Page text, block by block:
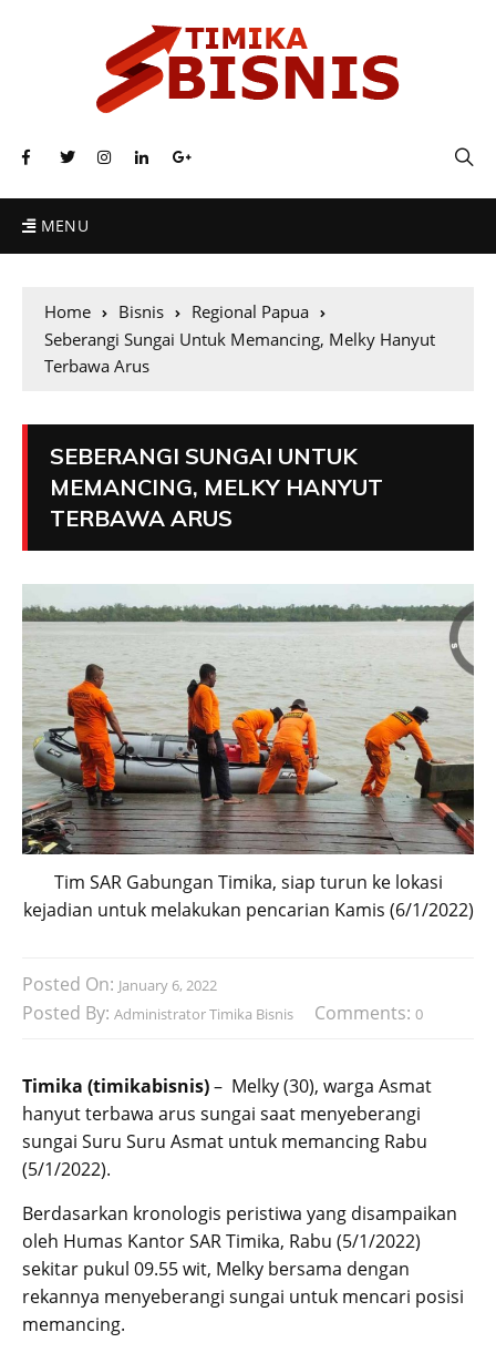
MENU
Home Bisnis
Regional Papua
Seberangi Sungai Untuk Memancing, Melky Hanyut
Terbawa Arus
SEBERANGI SUNGAI UNTUK
MEMANCING, MELKY HANYUT
TERBAWA ARUS
Tim SAR Gabungan Timika, siap turun ke lokasi
kejadian untuk melakukan pencarian Kamis (6/1/2022)
Posted On: January 6, 2022
Posted By: Administrator Timika Bisnis Comments: 0
Timika (timikabisnis)– Melky (30), warga Asmat
hanyut terbawa arus sungai saat menyeberangi
sungai Suru Suru Asmat untuk memancing Rabu
(5/1/2022).
Berdasarkan kronologis peristiwa yang disampaikan
oleh Humas Kantor SAR Timika, Rabu (5/1/2022)
sekitar pukul 09.55 wit, Melky bersama dengan
rekannya menyeberangi sungai untuk mencari posisi
memancing.